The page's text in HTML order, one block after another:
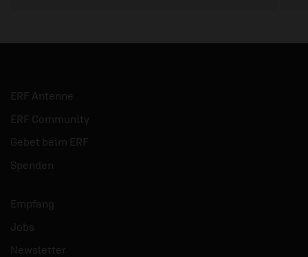
ERF Antenne
ERF Community
Gebet beim ERF
Spenden
Empfang
Jobs
Newsletter